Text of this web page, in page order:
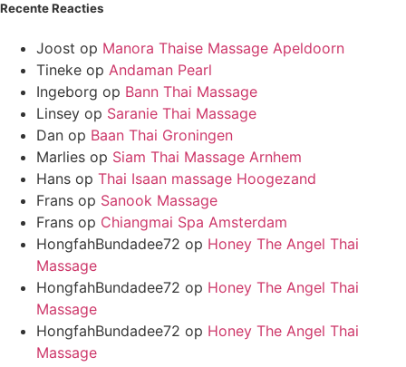
Recente Reacties
Joost op Manora Thaise Massage Apeldoorn
Tineke op Andaman Pearl
Ingeborg op Bann Thai Massage
Linsey op Saranie Thai Massage
Dan op Baan Thai Groningen
Marlies op Siam Thai Massage Arnhem
Hans op Thai Isaan massage Hoogezand
Frans op Sanook Massage
Frans op Chiangmai Spa Amsterdam
HongfahBundadee72 op Honey The Angel Thai
Massage
HongfahBundadee72 op Honey The Angel Thai
Massage
HongfahBundadee72 op Honey The Angel Thai
Massage